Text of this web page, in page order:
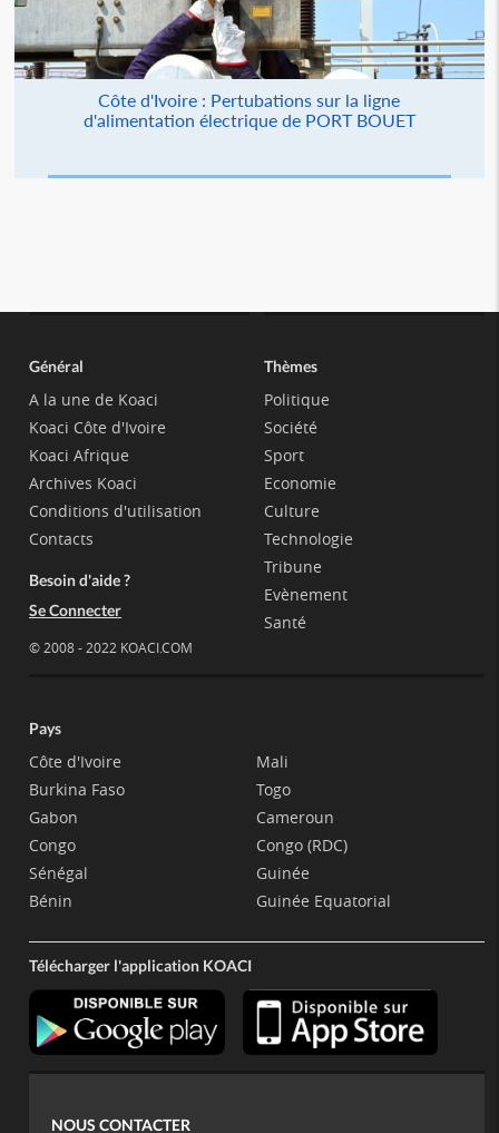
Côte d'Ivoire : Pertubations sur la ligne
d'alimentation électrique de PORT BOUET
Général
A la une de Koaci
Koaci Côte d'Ivoire
Koaci Afrique
Archives Koaci
Conditions d'utilisation
Contacts
Besoin d'aide ?
Se Connecter
© 2008 - 2022 KOACI.COM
Thèmes
Politique
Société
Sport
Economie
Culture
Technologie
Tribune
Evènement
Santé
Pays
Côte d'Ivoire
Burkina Faso
Gabon
Congo
Sénégal
Bénin
Mali
Togo
Cameroun
Congo (RDC)
Guinée
Guinée Equatorial
Télécharger l'application KOACI
NOUS CONTACTER